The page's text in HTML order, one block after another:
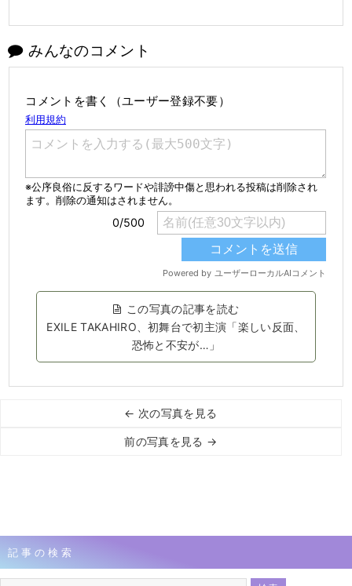
みんなのコメント
コメントを書く（ユーザー登録不要）
この写真の記事を読む
EXILE TAKAHIRO、初舞台で初主演「楽しい反面、
恐怖と不安が…」
← 次の写真を見る
前の写真を見る →
記事の検索